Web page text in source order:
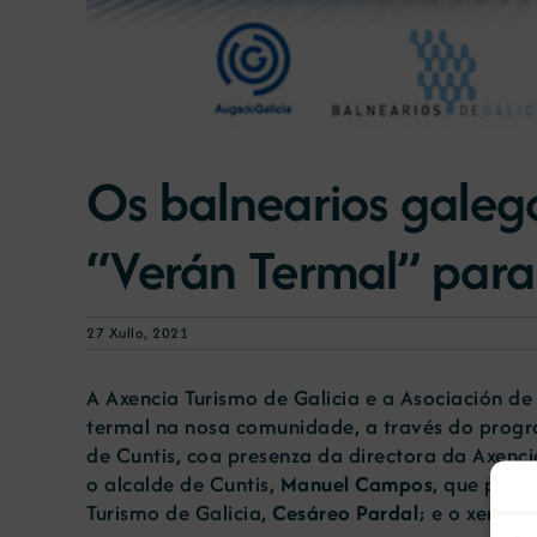
Os balnearios
“Verán Termal”
27 Xullo, 2021
A Axencia Turismo de Galicia e a Asociación
termal na nosa comunidade, a través do
de Cuntis, coa presenza da directora da
o alcalde de Cuntis, Manuel Campos, que
Turismo de Galicia, Cesáreo Pardal; e o